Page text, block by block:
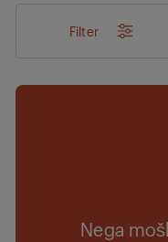
Filter
Nega